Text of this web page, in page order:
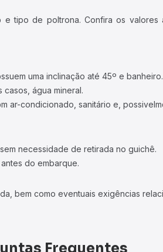
tipo de poltrona. Confira os
uma inclinação até 45º e banheiro.
água mineral.
ar-condicionado, sanitário e,
necessidade de retirada no guichê.
do embarque.
bem como eventuais exigências
Frequentes